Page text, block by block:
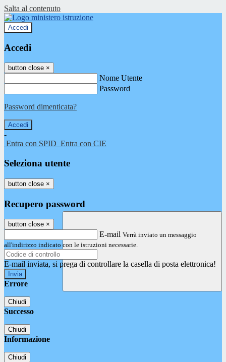
Salta al contenuto
Accedi
Accedi
button close ×
Nome Utente
Password
Password dimenticata?
-
Entra con SPID Entra con CIE
Seleziona utente
button close ×
Recupero password
button close ×
E-mail Verrà inviato un messaggio
all'indirizzo indicato con le istruzioni necessarie.
E-mail inviata, si prega di controllare la casella di posta elettronica!
Errore
Chiudi
Successo
Chiudi
Informazione
Chiudi